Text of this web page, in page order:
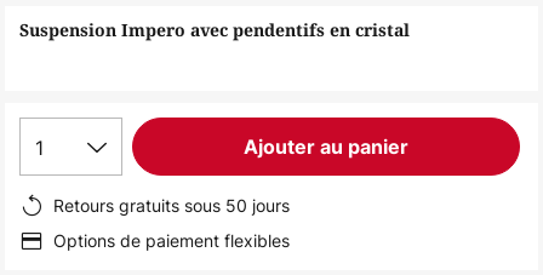
the
Suspension Impero avec pendentifs en cristal
1 Ajouter au panier
Retours gratuits sous 50 jours
Options de paiement flexibles